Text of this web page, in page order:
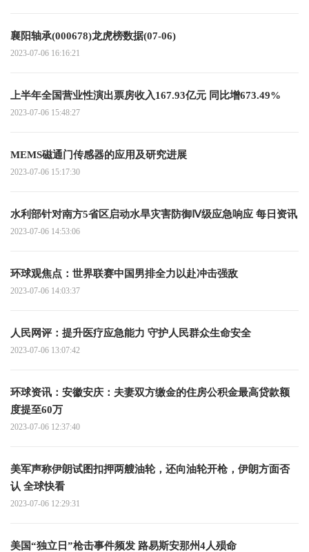
襄阳轴承(000678)龙虎榜数据(07-06)
2023-07-06 16:16:21
上半年全国营业性演出票房收入167.93亿元 同比增673.49%
2023-07-06 15:48:27
MEMS磁通门传感器的应用及研究进展
2023-07-06 15:17:30
水利部针对南方5省区启动水旱灾害防御Ⅳ级应急响应 每日资讯
2023-07-06 14:53:06
环球观焦点：世界联赛中国男排全力以赴冲击强敌
2023-07-06 14:03:37
人民网评：提升医疗应急能力 守护人民群众生命安全
2023-07-06 13:07:42
环球资讯：安徽安庆：夫妻双方缴金的住房公积金最高贷款额
度提至60万
2023-07-06 12:37:40
美军声称伊朗试图扣押两艘油轮，还向油轮开枪，伊朗方面否
认 全球快看
2023-07-06 12:29:31
美国“独立日”枪击事件频发 路易斯安那州4人殒命